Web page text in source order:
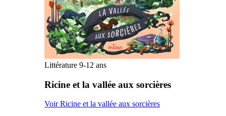
Littérature 9-12 ans
Ricine et la vallée aux sorcières
Voir Ricine et la vallée aux sorcières